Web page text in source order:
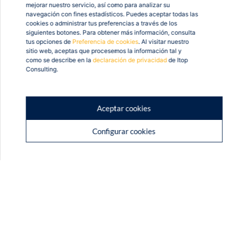
mejorar nuestro servicio, así como para analizar su
navegación con fines estadísticos. Puedes aceptar todas las
cookies o administrar tus preferencias a través de los
siguientes botones. Para obtener más información, consulta
tus opciones de Preferencia de cookies. Al visitar nuestro
sitio web, aceptas que procesemos la información tal y
como se describe en la declaración de privacidadde Itop
Consulting.
Aceptar cookies
Configurar cookies